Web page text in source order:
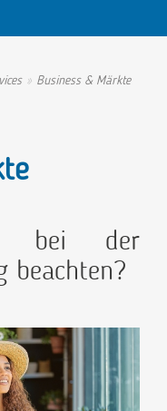
Business & Märkte
bei der
beachten?